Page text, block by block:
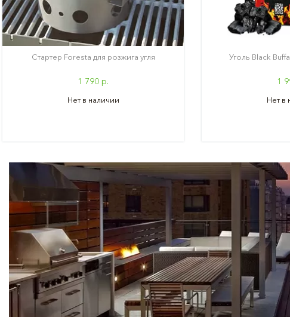
Стартер Foresta для розжига угля
1 790 р.
Нет в наличии
Уголь Black
1
Нет в